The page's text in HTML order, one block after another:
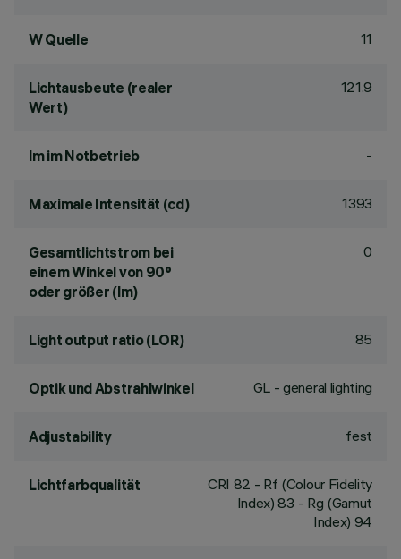
W Quelle 11
Lichtausbeute (realer
Wert)
121.9
lm im Notbetrieb -
Maximale Intensität (cd) 1393
Gesamtlichtstrom bei
einem Winkel von 90°
oder größer (lm)
0
Light output ratio (LOR) 85
Optik und Abstrahlwinkel GL - general lighting
Adjustability fest
Lichtfarbqualität CRI 82 - Rf (Colour Fidelity
Index) 83 - Rg (Gamut
Index) 94